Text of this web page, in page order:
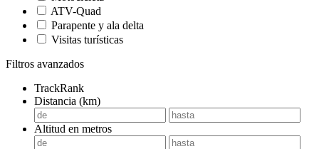
ATV-Quad
Parapente y ala delta
Visitas turísticas
Filtros avanzados
TrackRank
Distancia (km)
Altitud en metros